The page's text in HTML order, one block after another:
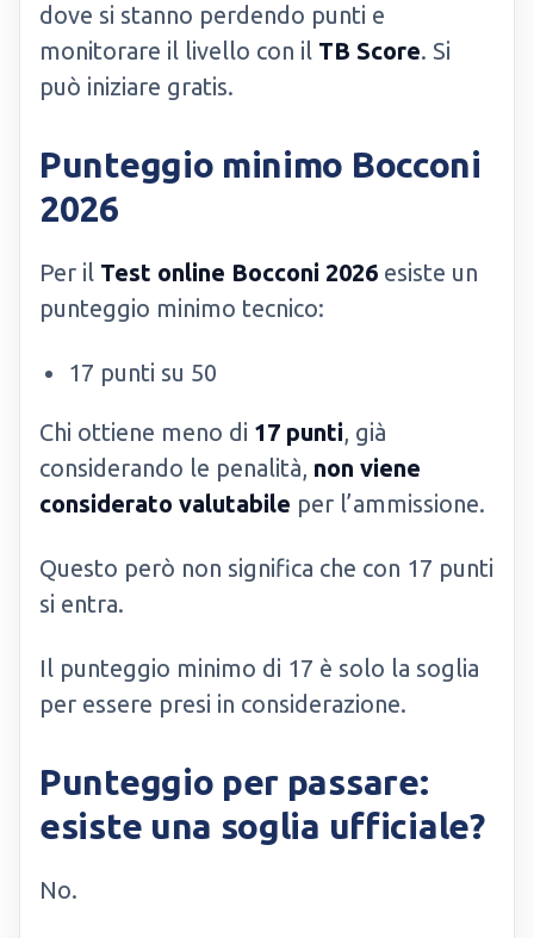
dove si stanno perdendo punti e
monitorare il livello con il TB Score. Si
può iniziare gratis.
Punteggio minimo Bocconi
2026
Per il Test online Bocconi 2026 esiste un
punteggio minimo tecnico:
17 punti su 50
Chi ottiene meno di 17 punti, già
considerando le penalità, non viene
considerato valutabile per l’ammissione.
Questo però non significa che con 17 punti
si entra.
Il punteggio minimo di 17 è solo la soglia
per essere presi in considerazione.
Punteggio per passare:
esiste una soglia ufficiale?
No.